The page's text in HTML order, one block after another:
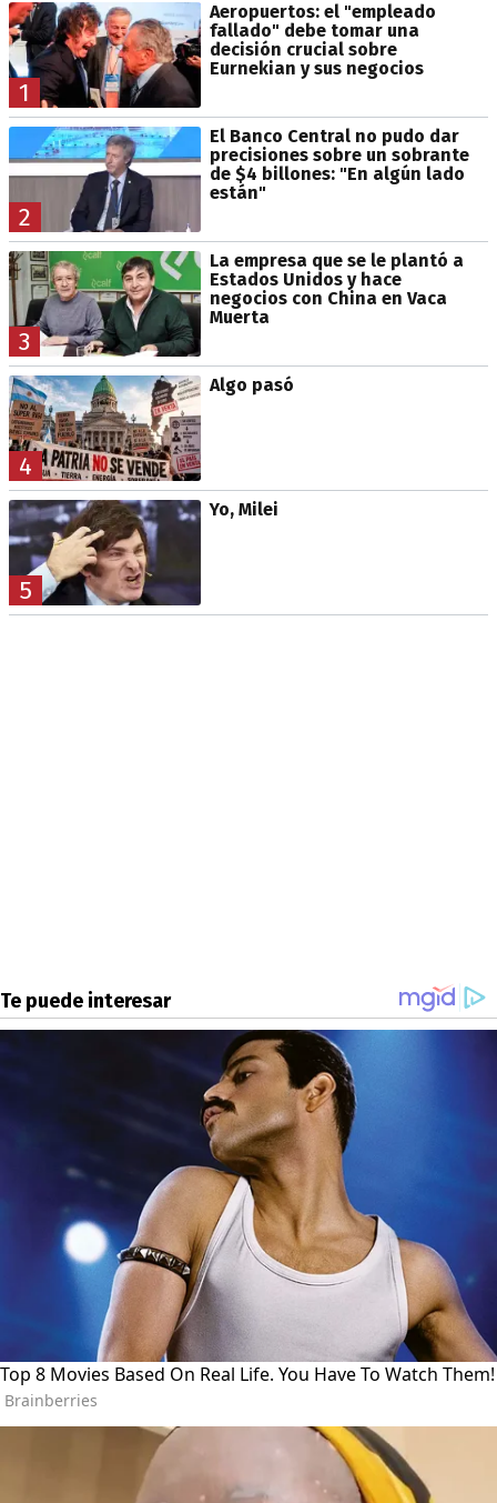
1
Aeropuertos: el "empleado
fallado" debe tomar una
decisión crucial sobre
Eurnekian y sus negocios
2
El Banco Central no pudo dar
precisiones sobre un sobrante
de $4 billones: "En algún lado
están"
3
La empresa que se le plantó a
Estados Unidos y hace
negocios con China en Vaca
Muerta
4
Algo pasó
5
Yo, Milei